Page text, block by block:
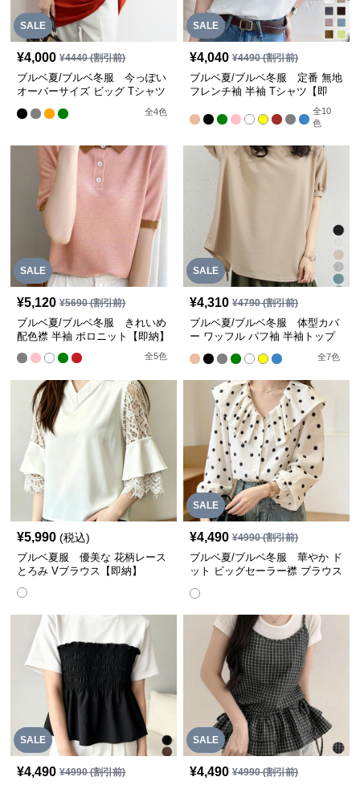
SALE
¥4,000 ¥4440(割引前)
ブルベ夏/ブルベ冬服 今っぽい
オーバーサイズ ビッグ Tシャツ
全4色
SALE
¥4,040 ¥4490(割引前)
ブルベ夏/ブルベ冬服 定番 無地
フレンチ袖 半袖 Tシャツ【即
全10
色
SALE
¥5,120 ¥5690(割引前)
ブルベ夏/ブルベ冬服 きれいめ
配色襟 半袖 ポロニット【即納】
全5色
SALE
¥4,310 ¥4790(割引前)
ブルベ夏/ブルベ冬服 体型カバ
ー ワッフル パフ袖 半袖トップ
全7色
¥5,990 (税込)
ブルベ夏服 優美な 花柄レース
とろみ Vブラウス【即納】
SALE
¥4,490 ¥4990(割引前)
ブルベ夏/ブルベ冬服 華やか ド
ット ビッグセーラー襟 ブラウス
SALE
¥4,490 ¥4990(割引前)
SALE
¥4,490 ¥4990(割引前)